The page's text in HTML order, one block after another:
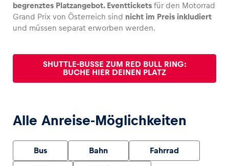
Glossar
Alle anzeigen
begrenztes Platzangebot. Eventtickets für den Motorrad
Grand Prix von Österreich sind nicht im Preis inkludiert
und müssen separat erworben werden.
SHUTTLE-BUSSE ZUM RED BULL RING:
BUCHE HIER DEINEN PLATZ
Alle Anreise-Möglichkeiten
Bus Bahn Fahrrad